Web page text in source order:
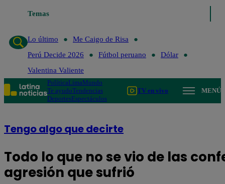
Temas
Lo último
Me Caigo de Risa
Perú Decide 2026
Fútbol peruano
Dólar
Valentina Valiente
PolíticaLimaMundo
Te ayudoTendencias
DeportesEspectáculos
TV en vivo MENÚ
Tengo algo que decirte
Todo lo que no se vio de las
agresión que sufrió